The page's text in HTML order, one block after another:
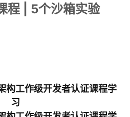
程 | 5个沙箱实验
构工作级开发者认证课程学
习